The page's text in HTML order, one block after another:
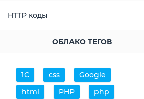
HTTP коды
ОБЛАКО ТЕГОВ
1С css
Google
html
PHP
php
выделить
на его название.
позволяет
процессоры или
видеть
(Во избежении
в таблице несколько
процессоров)